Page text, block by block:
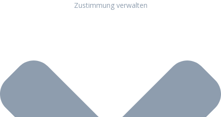
Zustimmung verwalten